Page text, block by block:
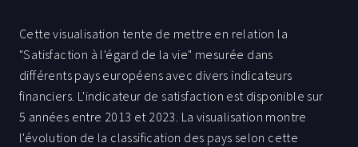
Cette visualisation tente de mettre en relation la
"Satisfaction à l'égard de la vie" mesurée dans
différents pays européens avec divers indicateurs
financiers. L'indicateur de satisfaction est disponible sur
5 années entre 2013 et 2023. La visualisation montre
l'évolution de la classification des pays selon cette